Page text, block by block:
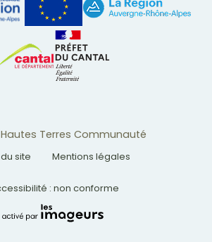
Terres Communauté
site Mentions légales
: non conforme